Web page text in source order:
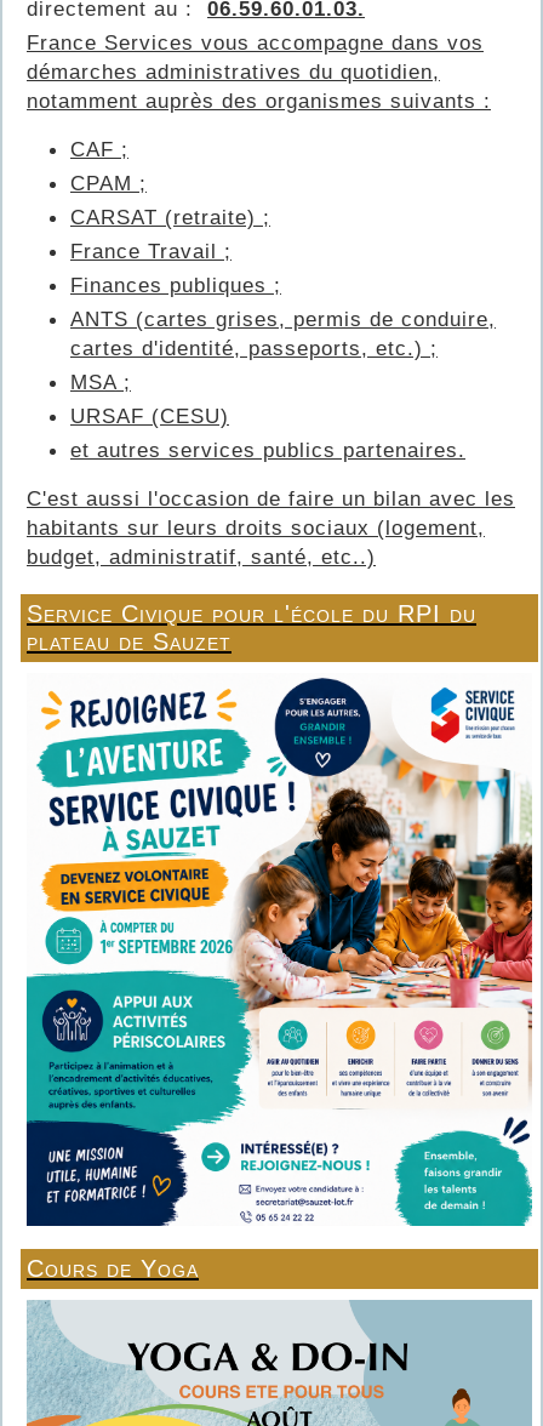
directement au : 06.59.60.01.03.
France Services vous accompagne dans vos
démarches administratives du quotidien,
notamment auprès des organismes suivants :
CAF ;
CPAM ;
CARSAT (retraite) ;
France Travail ;
Finances publiques ;
ANTS (cartes grises, permis de conduire,
cartes d'identité, passeports, etc.) ;
MSA ;
URSAF (CESU)
et autres services publics partenaires.
C'est aussi l'occasion de faire un bilan avec les
habitants sur leurs droits sociaux (logement,
budget, administratif, santé, etc..)
Service Civique pour l'école du RPI du
plateau de Sauzet
Cours de Yoga